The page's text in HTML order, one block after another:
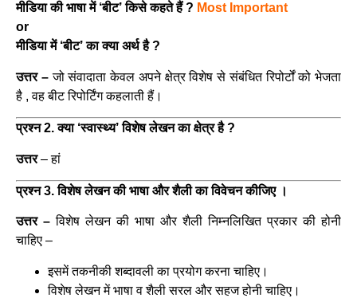
मीडिया की भाषा में ‘बीट’ किसे कहते हैं ? Most Important
or
मीडिया में ‘बीट’ का क्या अर्थ है ?
उत्तर –जो संवादाता केवल अपने क्षेत्र विशेष से संबंधित रिपोर्टों को भेजता
है , वह बीट रिपोर्टिंग कहलाती हैं।
प्रश्न 2. क्या ‘स्वास्थ्य’ विशेष लेखन का क्षेत्र है ?
उत्तर– हां
प्रश्न 3. विशेष लेखन की भाषा और शैली का विवेचन कीजिए ।
उत्तर – विशेष लेखन की भाषा और शैली निम्नलिखित प्रकार की होनी
चाहिए –
इसमें तकनीकी शब्दावली का प्रयोग करना चाहिए।
विशेष लेखन में भाषा व शैली सरल और सहज होनी चाहिए।